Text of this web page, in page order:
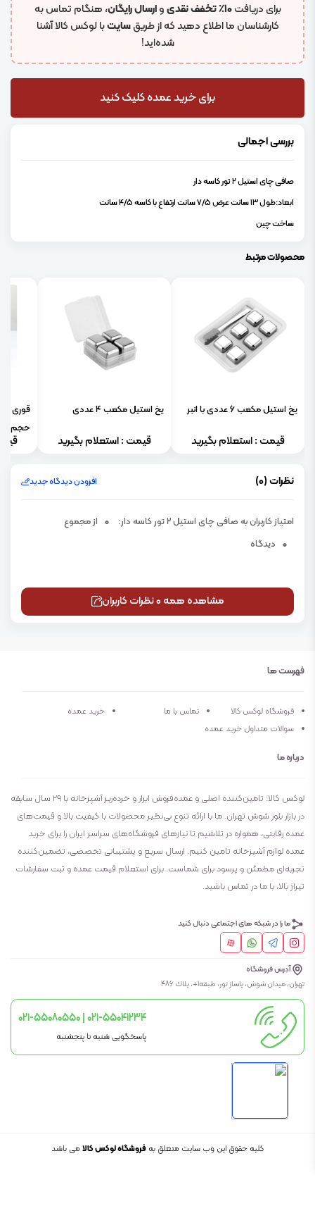
برای دریافت۱۰٪ تخفف نقدی وارسال رایگان، هنگام تماس به
کارشناسان ما اطلاع دهید که از طریقسایتبا لوکس کالا آشنا
شده‌اید!
برای خرید عمده کلیک کنید
بررسی اجمالی
صافی چای استیل 2 تور کاسه دار
ابعاد:طول 13 سانت عرض 7/5 سانت ارتفاع با کاسه 4/5 سانت
ساخت چین
محصولات مرتبط
یخ استیل مکعب 6 عددی با انبر
قیمت : استعلام بگیرید
یخ استیل مکعب 4 عددی
قیمت : استعلام بگیرید
قوری
حجم 800 میلی لیتر
نظرات (0) افزودن دیدگاه جدید
امتیاز کاربران به صافی چای استیل 2 تور کاسه دار: 0 از مجموع
0 دیدگاه
مشاهده همه 0 نظرات کاربران
فهرست ها
فروشگاه لوکس کالا تماس با ما
خرید عمده
سوالات متداول خرید عمده
درباره ما
لوکس کالا: تامین‌کننده اصلی و عمده‌فروش ابزار و خرده‌ریز آشپزخانه با ۲۹ سال سابقه
در بازار بلور شوش تهران. ما با ارائه تنوع بی‌نظیر محصولات با کیفیت بالا و قیمت‌های
عمده رقابتی، همواره در تلاشیم تا نیازهای فروشگاه‌های سراسر ایران را برای خرید
عمده لوازم آشپزخانه تامین کنیم. ارسال سریع و پشتیبانی تخصصی، تضمین‌کننده
تجربه‌ای مطمئن و پرسود برای شماست. برای استعلام قیمت عمده و ثبت سفارشات
تیراژ بالا، با ما در تماس باشید.
ما را در شبکه های اجتماعی دنبال کنید
آدرس فروشگاه
تهران، ميدان شوش، پاساژ نور، طبقه1+، پلاك 486
021-55080550 | 021-55041234
پاسخگویی شنبه تا پنجشنبه
کلیه حقوق این وب سایت متعلق به فروشگاه لوکس کالامی باشد